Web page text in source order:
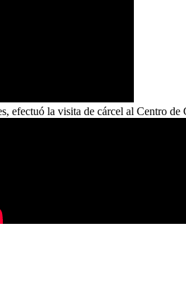
la visita de cárcel al Centro